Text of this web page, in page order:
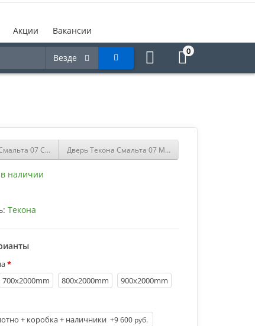
Акции Вакансии
Везде
0
07 Слоновая кость со стеклом Гравировка купить
Дверь Текона Смальта 07 Молочный со стеклом
в наличии
Текона
700х2000mm 800х2000mm 900х2000mm
+ коробка + наличники +9 600 руб.